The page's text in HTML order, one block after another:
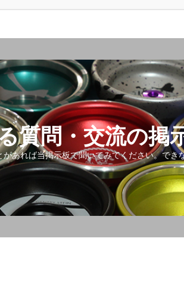
質問・交流の掲
れば当掲示板で聞いてみてください。でき